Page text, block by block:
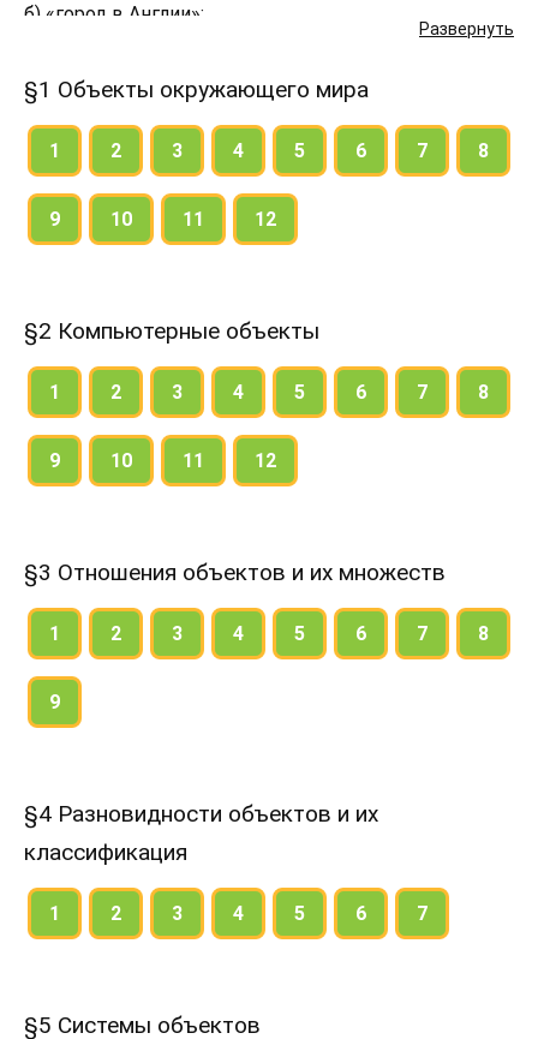
Развернуть
б) «город в Англии»;
Перечислите города-объекты, являющиеся
элементами представленных на рисунке множеств.
§1 Объекты окружающего мира
1 2 3 4 5 6 7 8
9 10 11 12
§2 Компьютерные объекты
1 2 3 4 5 6 7 8
9 10 11 12
§3 Отношения объектов и их множеств
1 2 3 4 5 6 7 8
9
§4 Разновидности объектов и их
классификация
1 2 3 4 5 6 7
§5 Системы объектов